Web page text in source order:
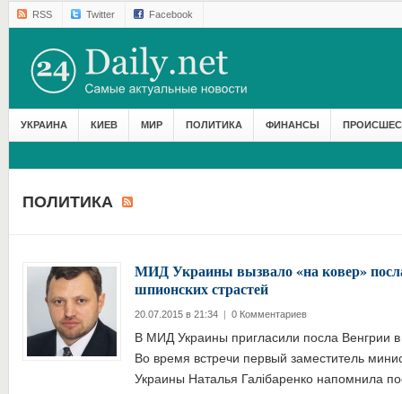
RSS Twitter Facebook
УКРАИНА КИЕВ МИР ПОЛИТИКА ФИНАНСЫ
ПОЛИТИКА
МИД Украины вызвало «на ковер»
шпионских страстей
20.07.2015 в 21:34 | 0 Комментариев
В МИД Украины пригласили посла Венгрии
Во время встречи первый заместитель
Украины Наталья Галібаренко напомнила